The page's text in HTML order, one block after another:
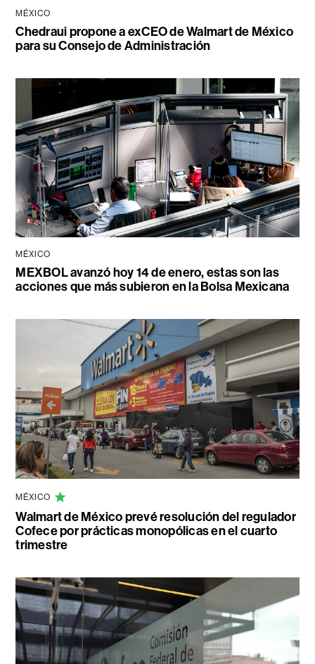
MÉXICO
Chedraui propone a exCEO de Walmart de México
para su Consejo de Administración
MÉXICO
MEXBOL avanzó hoy 14 de enero, estas son las
acciones que más subieron en la Bolsa Mexicana
MÉXICO
Walmart de México prevé resolución del regulador
Cofece por prácticas monopólicas en el cuarto
trimestre